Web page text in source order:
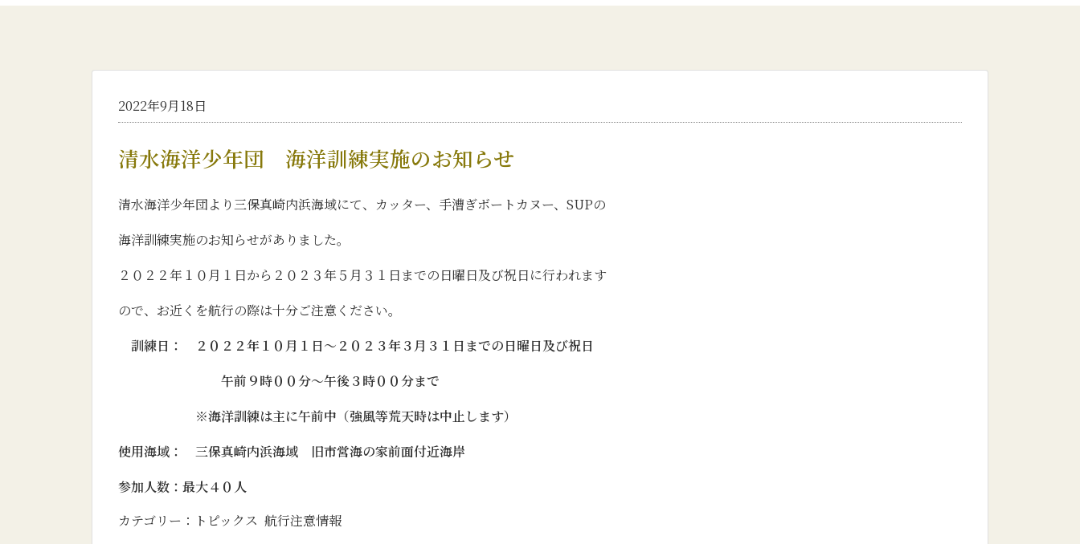
2022年9月18日
清水海洋少年団 海洋訓練実施のお知らせ
清水海洋少年団より三保真崎内浜海域にて、カッター、手漕ぎボートカヌー、SUPの
海洋訓練実施のお知らせがありました。
２０２２年１０月１日から２０２３年５月３１日までの日曜日及び祝日に行われます
ので、お近くを航行の際は十分ご注意ください。
訓練日： ２０２２年１０月１日～２０２３年３月３１日までの日曜日及び祝日
午前９時００分～午後３時００分まで
※海洋訓練は主に午前中（強風等荒天時は中止します）
使用海域： 三保真崎内浜海域 旧市営海の家前面付近海岸
参加人数：最大４０人
カテゴリー： トピックス 航行注意情報